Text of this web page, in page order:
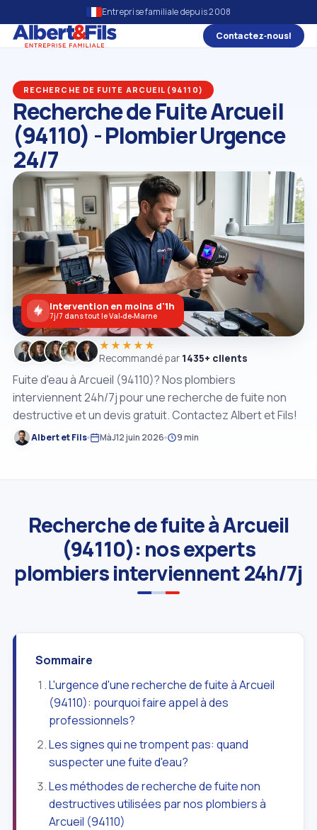
Entreprise familiale depuis 2008
Contactez‑nous!
RECHERCHE DE FUITE ARCUEIL (94110)
Recherche de Fuite Arcueil
(94110) - Plombier Urgence
24/7
Fuite d'eau à Arcueil (94110)? Nos plombiers
interviennent 24h/7j pour une recherche de fuite non
destructive et un devis gratuit. Contactez Albert et Fils!
Albert et Fils MàJ12 juin 2026 9 min
★★★★★
Recommandé par 1435+ clients
Intervention en moins d'1h
7j/7 dans tout le Val‑de‑Marne
Recherche de fuite à Arcueil
(94110): nos experts
plombiers interviennent 24h/7j
Sommaire
L'urgence d'une recherche de fuite à Arcueil
(94110): pourquoi faire appel à des
professionnels?
Les signes qui ne trompent pas: quand
suspecter une fuite d'eau?
Les méthodes de recherche de fuite non
destructives utilisées par nos plombiers à
Arcueil (94110)